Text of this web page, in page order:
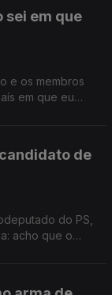
sei em que
e os membros
em que eu
de
do PS,
acho que o